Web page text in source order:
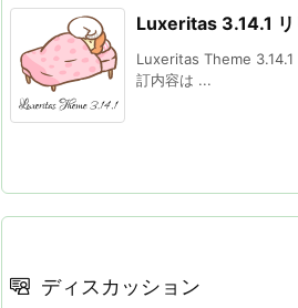
Luxeritas 3.14.1 リ
Luxeritas Theme 3.14.1
訂内容は ...
ディスカッション